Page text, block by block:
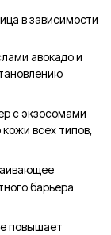
в зависимости
авокадо и
с экзосомами
всех типов,
барьера
повышает